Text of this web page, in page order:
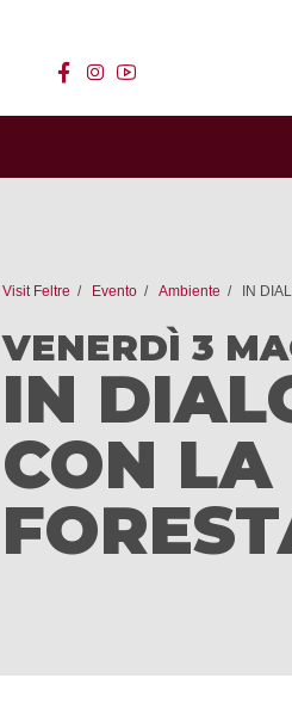
facebook
instagram
Visit Feltre Evento Ambiente IN
VENERDÌ 3
IN
CON LA